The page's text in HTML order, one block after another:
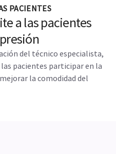
facilitar la colocación de las
ha diseñado para reducir
lesiones relacionadas con
la comodidad de las
también puede facilitar la